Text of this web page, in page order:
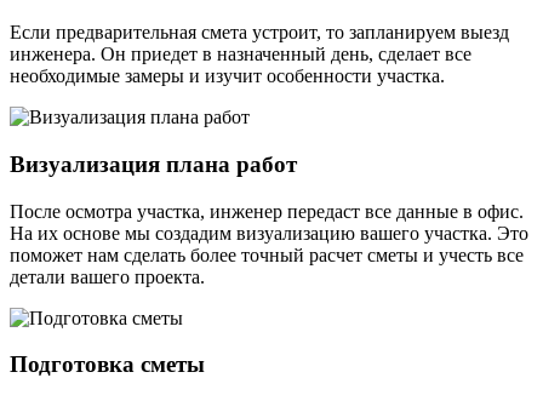
Если предварительная смета устроит, то запланируем выезд
инженера. Он приедет в назначенный день, сделает все
необходимые замеры и изучит особенности участка.
Визуализация плана работ
После осмотра участка, инженер передаст все данные в офис.
На их основе мы создадим визуализацию вашего участка. Это
поможет нам сделать более точный расчет сметы и учесть все
детали вашего проекта.
Подготовка сметы